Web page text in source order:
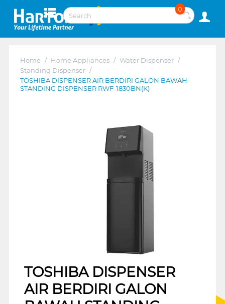
0
Home / Home Appliances / Water Dispenser /
Standing Dispenser /
TOSHIBA DISPENSER AIR BERDIRI GALON BAWAH
STANDING DISPENSER RWF-1830BN(K)
TOSHIBA DISPENSER
AIR BERDIRI GALON